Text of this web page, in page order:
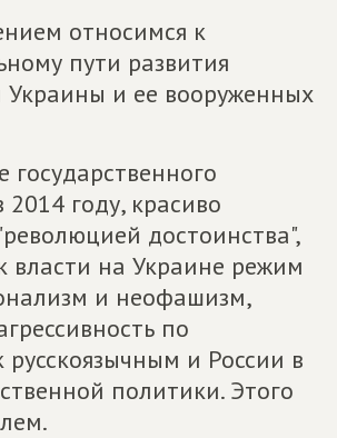
относимся к
пути развития
Украины и ее вооруженных
государственного
2014 году, красиво
достоинства",
на Украине режим
и неофашизм,
по
и России в
политики. Этого